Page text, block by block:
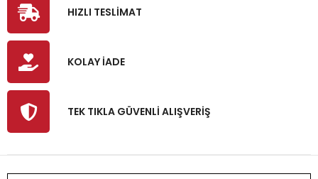
HIZLI TESLİMAT
KOLAY İADE
TEK TIKLA GÜVENLİ ALIŞVERİŞ